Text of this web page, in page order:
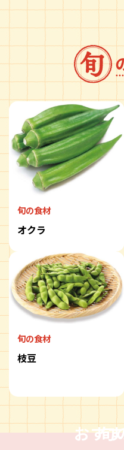
旬の食材
オクラ
旬の食材
枝豆
おす旬